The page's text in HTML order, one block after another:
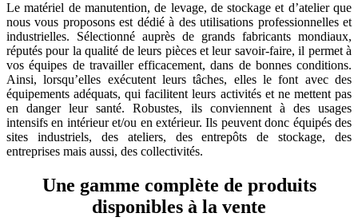
Le matériel de manutention, de levage, de stockage et d’atelier que
nous vous proposons est dédié à des utilisations professionnelles et
industrielles. Sélectionné auprès de grands fabricants mondiaux,
réputés pour la qualité de leurs pièces et leur savoir-faire, il permet à
vos équipes de travailler efficacement, dans de bonnes conditions.
Ainsi, lorsqu’elles exécutent leurs tâches, elles le font avec des
équipements adéquats, qui facilitent leurs activités et ne mettent pas
en danger leur santé. Robustes, ils conviennent à des usages
intensifs en intérieur et/ou en extérieur. Ils peuvent donc équipés des
sites industriels, des ateliers, des entrepôts de stockage, des
entreprises mais aussi, des collectivités.
Une gamme complète de produits
disponibles à la vente